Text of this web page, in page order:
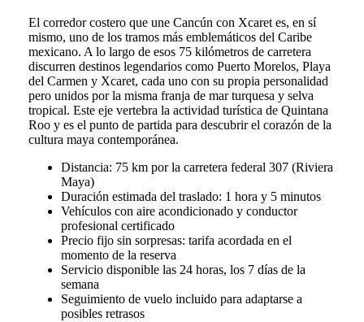
El corredor costero que une Cancún con Xcaret es, en sí
mismo, uno de los tramos más emblemáticos del Caribe
mexicano. A lo largo de esos 75 kilómetros de carretera
discurren destinos legendarios como Puerto Morelos, Playa
del Carmen y Xcaret, cada uno con su propia personalidad
pero unidos por la misma franja de mar turquesa y selva
tropical. Este eje vertebra la actividad turística de Quintana
Roo y es el punto de partida para descubrir el corazón de la
cultura maya contemporánea.
Distancia: 75 km por la carretera federal 307 (Riviera
Maya)
Duración estimada del traslado: 1 hora y 5 minutos
Vehículos con aire acondicionado y conductor
profesional certificado
Precio fijo sin sorpresas: tarifa acordada en el
momento de la reserva
Servicio disponible las 24 horas, los 7 días de la
semana
Seguimiento de vuelo incluido para adaptarse a
posibles retrasos